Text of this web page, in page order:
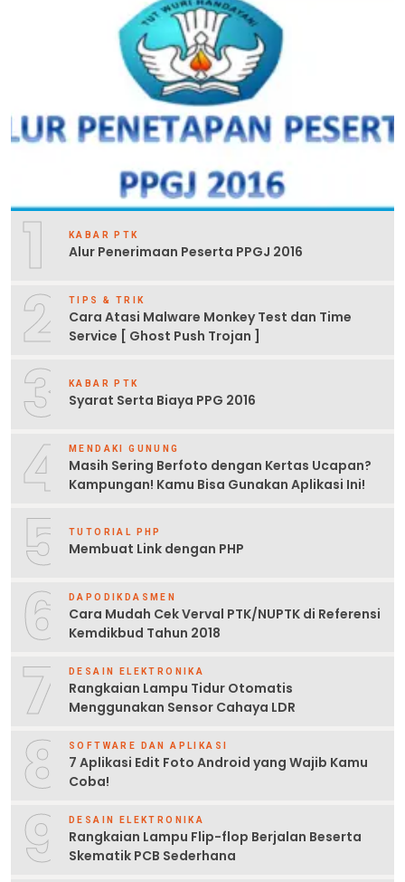
1 KABAR PTK
Alur Penerimaan Peserta PPGJ 2016
2 TIPS & TRIK
Cara Atasi Malware Monkey Test dan Time
Service [ Ghost Push Trojan ]
3 KABAR PTK
Syarat Serta Biaya PPG 2016
4 MENDAKI GUNUNG
Masih Sering Berfoto dengan Kertas Ucapan?
Kampungan! Kamu Bisa Gunakan Aplikasi Ini!
5 TUTORIAL PHP
Membuat Link dengan PHP
6 DAPODIKDASMEN
Cara Mudah Cek Verval PTK/NUPTK di Referensi
Kemdikbud Tahun 2018
7 DESAIN ELEKTRONIKA
Rangkaian Lampu Tidur Otomatis
Menggunakan Sensor Cahaya LDR
8 SOFTWARE DAN APLIKASI
7 Aplikasi Edit Foto Android yang Wajib Kamu
Coba!
9 DESAIN ELEKTRONIKA
Rangkaian Lampu Flip-flop Berjalan Beserta
Skematik PCB Sederhana